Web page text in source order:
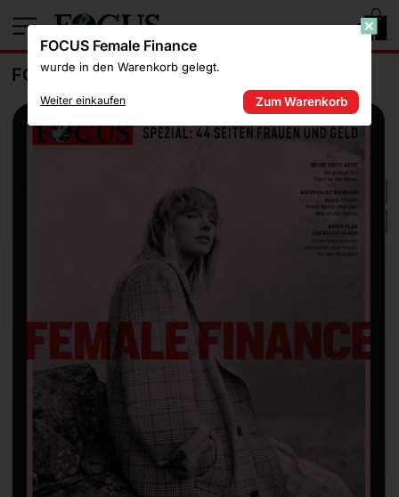
FOCUS Female Finance
wurde in den Warenkorb gelegt.
Weiter einkaufen Zum Warenkorb
1
FOCUS FEMALE FINANCE